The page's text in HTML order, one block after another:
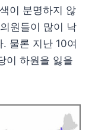
이 분명하지 않
원들이 많이 낙
물론 지난 10여
이 하원을 잃을